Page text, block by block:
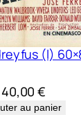
(l)
40,00€
au panier